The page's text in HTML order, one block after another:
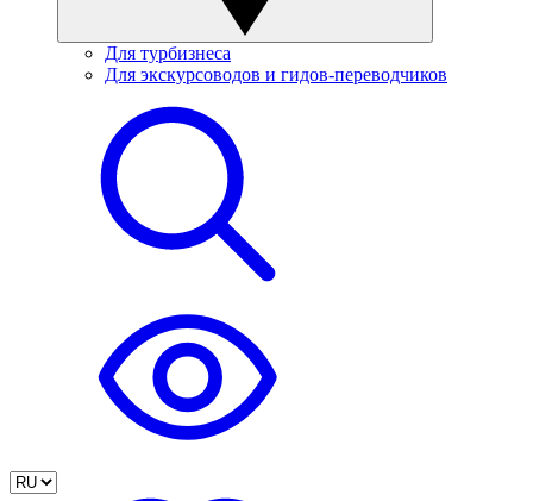
Для турбизнеса
Для экскурсоводов и гидов-переводчиков